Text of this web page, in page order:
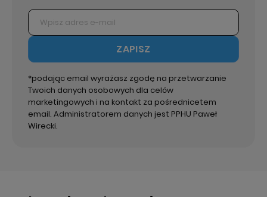
ZAPISZ
*podając email wyrażasz zgodę na przetwarzanie
Twoich danych osobowych dla celów
marketingowych i na kontakt za pośrednicetem
email. Administratorem danych jest PPHU Paweł
Wirecki.